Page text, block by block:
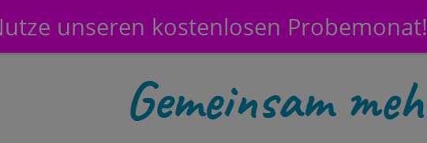
unseren kostenlosen Probemonat!